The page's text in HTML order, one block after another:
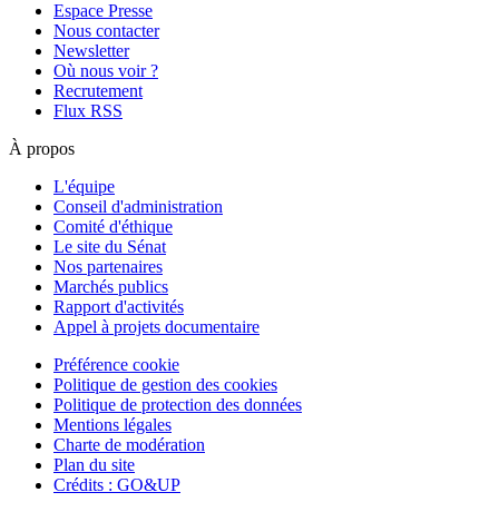
Espace Presse
Nous contacter
Newsletter
Où nous voir ?
Recrutement
Flux RSS
À propos
L'équipe
Conseil d'administration
Comité d'éthique
Le site du Sénat
Nos partenaires
Marchés publics
Rapport d'activités
Appel à projets documentaire
Préférence cookie
Politique de gestion des cookies
Politique de protection des données
Mentions légales
Charte de modération
Plan du site
Crédits : GO&UP